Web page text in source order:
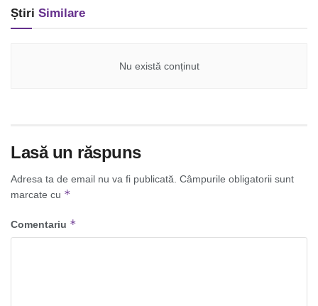
Știri Similare
Nu există conținut
Lasă un răspuns
Adresa ta de email nu va fi publicată. Câmpurile obligatorii sunt
marcate cu *
Comentariu *